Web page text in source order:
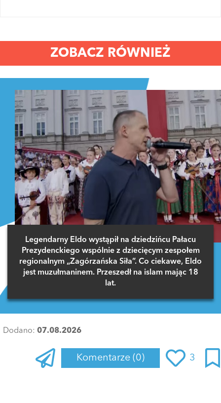
ZOBACZ RÓWNIEŻ
Legendarny Eldo wystąpił na dziedzińcu Pałacu
Prezydenckiego wspólnie z dziecięcym zespołem
regionalnym „Zagórzańska Siła”. Co ciekawe, Eldo
jest muzułmaninem. Przeszedł na islam mając 18
lat.
Dodano: 07.08.2026
Komentarze (0) 3